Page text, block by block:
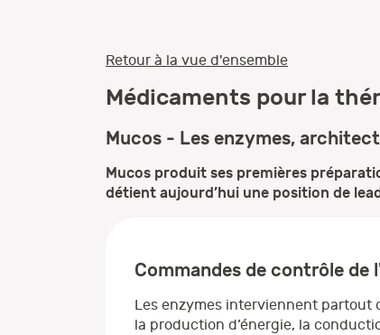
Retour à la vue d'ensemble
Médicaments pour la
Mucos - Les enzymes,
Mucos produit ses premières
détient aujourd’hui une position de
Commandes de contrôle de
Les enzymes interviennent partout
la production d’énergie, la